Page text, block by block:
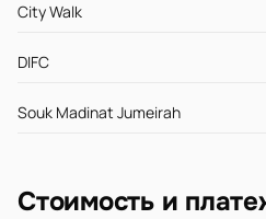
City Walk
DIFC
Souk Madinat Jumeirah
Стоимость и